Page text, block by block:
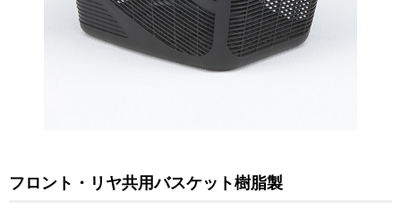
フロント・リヤ共用バスケット樹脂製